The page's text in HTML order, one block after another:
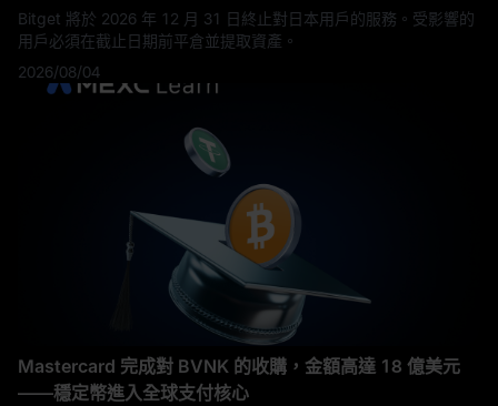
Bitget 將於 2026 年 12 月 31 日終止對日本用戶的服務。受影響的
用戶必須在截止日期前平倉並提取資產。
2026/08/04
Mastercard 完成對 BVNK 的收購，金額高達 18 億美元
——穩定幣進入全球支付核心